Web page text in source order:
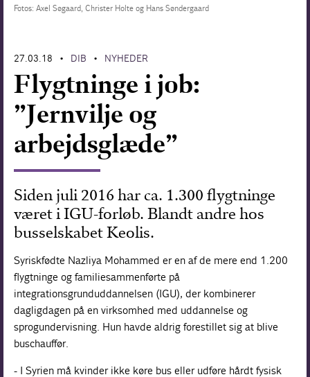
Fotos: Axel Søgaard, Christer Holte og Hans Søndergaard
27.03.18 • DIB • NYHEDER
Flygtninge i job:
”Jernvilje og
arbejdsglæde”
Siden juli 2016 har ca. 1.300 flygtninge
været i IGU-forløb. Blandt andre hos
busselskabet Keolis.
Syriskfødte Nazliya Mohammed er en af de mere end 1.200
flygtninge og familiesammenførte på
integrationsgrunduddannelsen (IGU), der kombinerer
dagligdagen på en virksomhed med uddannelse og
sprogundervisning. Hun havde aldrig forestillet sig at blive
buschauffør.
- I Syrien må kvinder ikke køre bus eller udføre hårdt fysisk